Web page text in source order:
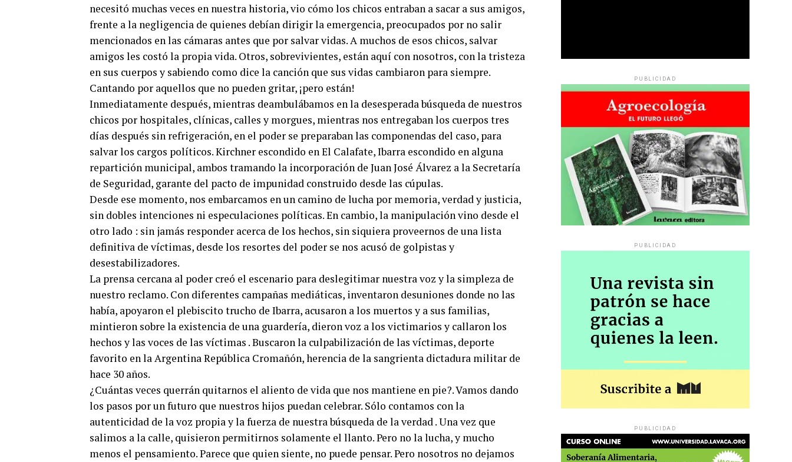
necesitó muchas veces en nuestra historia, vio cómo los chicos entraban a sacar a sus amigos,
frente a la negligencia de quienes debían dirigir la emergencia, preocupados por no salir
mencionados en las cámaras antes que por salvar vidas. A muchos de esos chicos, salvar
amigos les costó la propia vida. Otros, sobrevivientes, están aquí con nosotros, con la tristeza
en sus cuerpos y sabiendo como dice la canción que sus vidas cambiaron para siempre.
Cantando por aquellos que no pueden gritar, ¡pero están!
Inmediatamente después, mientras deambulábamos en la desesperada búsqueda de nuestros
chicos por hospitales, clínicas, calles y morgues, mientras nos entregaban los cuerpos tres
días después sin refrigeración, en el poder se preparaban las componendas del caso, para
salvar los cargos políticos. Kirchner escondido en El Calafate, Ibarra escondido en alguna
repartición municipal, ambos tramando la incorporación de Juan José Álvarez a la Secretaría
de Seguridad, garante del pacto de impunidad construido desde las cúpulas.
Desde ese momento, nos embarcamos en un camino de lucha por memoria, verdad y justicia,
sin dobles intenciones ni especulaciones políticas. En cambio, la manipulación vino desde el
otro lado : sin jamás responder acerca de los hechos, sin siquiera proveernos de una lista
definitiva de víctimas, desde los resortes del poder se nos acusó de golpistas y
desestabilizadores.
La prensa cercana al poder creó el escenario para deslegitimar nuestra voz y la simpleza de
nuestro reclamo. Con diferentes campañas mediáticas, inventaron desuniones donde no las
había, apoyaron el plebiscito trucho de Ibarra, acusaron a los muertos y a sus familias,
mintieron sobre la existencia de una guardería, dieron voz a los victimarios y callaron los
hechos y las voces de las víctimas . Buscaron la culpabilización de las víctimas, deporte
favorito en la Argentina República Cromañón, herencia de la sangrienta dictadura militar de
hace 30 años.
¿Cuántas veces querrán quitarnos el aliento de vida que nos mantiene en pie?. Vamos dando
los pasos por un futuro que nuestros hijos puedan celebrar. Sólo contamos con la
autenticidad de la voz propia y la fuerza de nuestra búsqueda de la verdad . Una vez que
salimos a la calle, quisieron permitirnos solamente el llanto. Pero no la lucha, y mucho
menos el pensamiento. Parece que quien siente, no puede pensar. Pero nosotros no dejamos
PUBLICIDAD
PUBLICIDAD
PUBLICIDAD